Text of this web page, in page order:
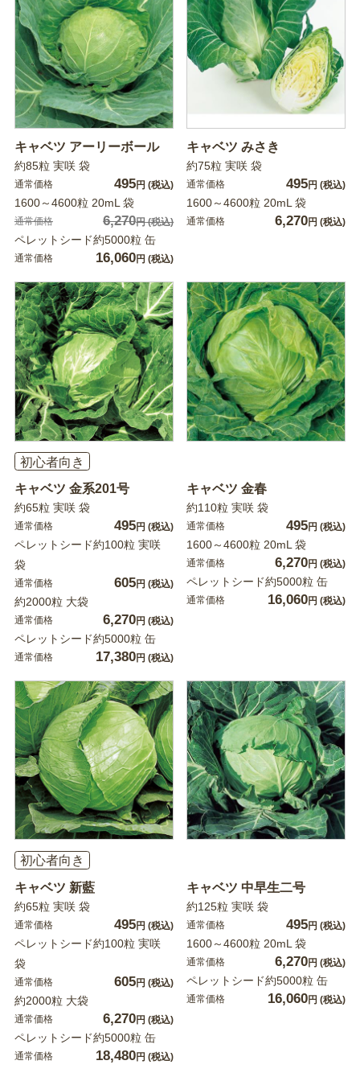
キャベツ アーリーボール
約85粒 実咲 袋
通常価格 495円 (税込)
1600～4600粒 20mL 袋
通常価格 6,270円(税込)
ペレットシード約5000粒 缶
通常価格 16,060円 (税込)
キャベツ みさき
約75粒 実咲 袋
通常価格 495円 (税込)
1600～4600粒 20mL 袋
通常価格 6,270円 (税込)
初心者向き
キャベツ 金系201号
約65粒 実咲 袋
通常価格 495円 (税込)
ペレットシード約100粒 実咲
袋
通常価格 605円 (税込)
約2000粒 大袋
通常価格 6,270円 (税込)
ペレットシード約5000粒 缶
通常価格 17,380円 (税込)
キャベツ 金春
約110粒 実咲 袋
通常価格 495円 (税込)
1600～4600粒 20mL 袋
通常価格 6,270円 (税込)
ペレットシード約5000粒 缶
通常価格 16,060円 (税込)
初心者向き
キャベツ 新藍
約65粒 実咲 袋
通常価格 495円 (税込)
ペレットシード約100粒 実咲
袋
通常価格 605円 (税込)
約2000粒 大袋
通常価格 6,270円 (税込)
ペレットシード約5000粒 缶
通常価格 18,480円 (税込)
キャベツ 中早生二号
約125粒 実咲 袋
通常価格 495円 (税込)
1600～4600粒 20mL 袋
通常価格 6,270円 (税込)
ペレットシード約5000粒 缶
通常価格 16,060円 (税込)